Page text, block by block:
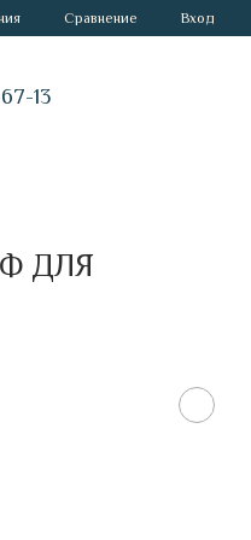
Сравнение Вход
13
ДЛЯ